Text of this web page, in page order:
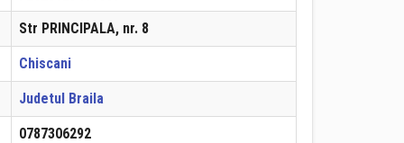
Str PRINCIPALA, nr. 8
Chiscani
Judetul Braila
0787306292